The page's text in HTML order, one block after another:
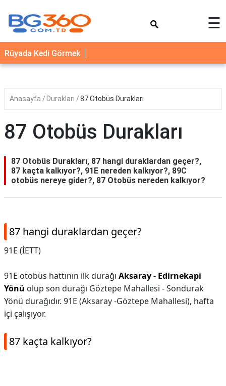
YEMEK
TARİFLERİ
SAĞLIK
☰
Rüyada Kedi Görmek
Anasayfa Durakları 87 Otobüs Durakları
87 Otobüs Durakları
87 Otobüs Durakları, 87 hangi duraklardan geçer?,
87 kaçta kalkıyor?, 91E nereden kalkıyor?, 89C
otobüs nereye gider?, 87 Otobüs nereden kalkıyor?
87 hangi duraklardan geçer?
91E (İETT)
91E otobüs hattının ilk durağı Aksaray - Edirnekapi
Yönü olup son durağı Göztepe Mahallesi - Sondurak
Yönü durağıdır. 91E (Aksaray -Göztepe Mahallesi), hafta
içi çalışıyor.
87 kaçta kalkıyor?